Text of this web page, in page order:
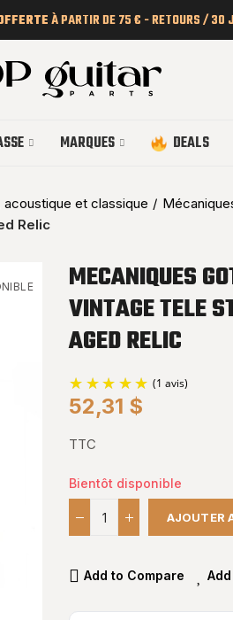
À PARTIR DE 75 € - RETOURS / 30
MARQUES DEALS
et classique
Relic
MECANIQUES
VINTAGE TELE
AGED RELIC
52,31 $
TTC
Bientôt disponible
AJOUTER
Add to Compare